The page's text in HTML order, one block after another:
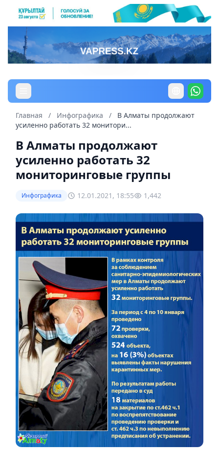
Главная / Инфографика /
В Алматы продолжают
усиленно работать 32 монитори...
В Алматы продолжают
усиленно работать 32
мониторинговые группы
Инфографика 12.01.2021, 18:55 1,442